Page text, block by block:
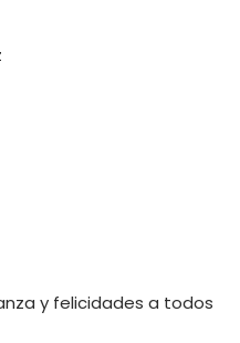
y felicidades a todos